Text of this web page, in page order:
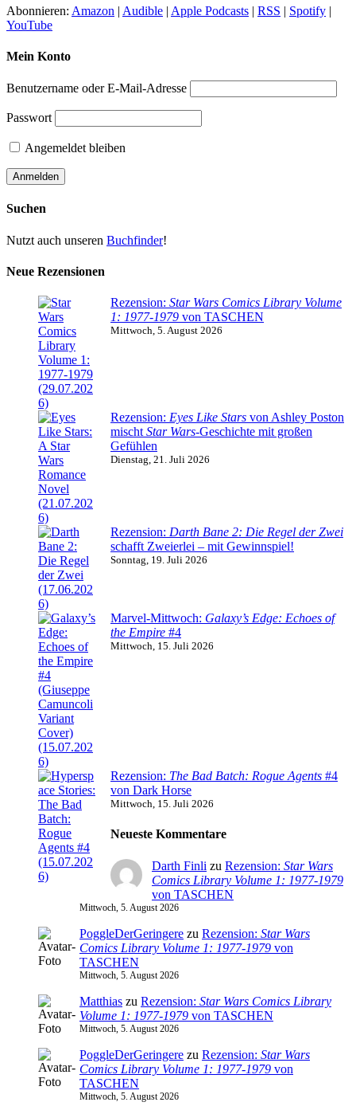
Abonnieren: Amazon | Audible | Apple Podcasts | RSS | Spotify |
YouTube
Mein Konto
Benutzername oder E-Mail-Adresse
Passwort
Angemeldet bleiben
Suchen
Nutzt auch unseren Buchfinder!
Neue Rezensionen
Rezension: Star Wars Comics Library Volume
1: 1977-1979 von TASCHEN
Mittwoch, 5. August 2026
Rezension: Eyes Like Stars von Ashley Poston
mischt Star Wars-Geschichte mit großen
Gefühlen
Dienstag, 21. Juli 2026
Rezension: Darth Bane 2: Die Regel der Zwei
schafft Zweierlei – mit Gewinnspiel!
Sonntag, 19. Juli 2026
Marvel-Mittwoch: Galaxy’s Edge: Echoes of
the Empire #4
Mittwoch, 15. Juli 2026
Rezension: The Bad Batch: Rogue Agents #4
von Dark Horse
Mittwoch, 15. Juli 2026
Neueste Kommentare
Darth Finli zu Rezension: Star Wars
Comics Library Volume 1: 1977-1979
von TASCHEN
Mittwoch, 5. August 2026
PoggleDerGeringere zu Rezension: Star Wars
Comics Library Volume 1: 1977-1979 von
TASCHEN
Mittwoch, 5. August 2026
Matthias zu Rezension: Star Wars Comics Library
Volume 1: 1977-1979 von TASCHEN
Mittwoch, 5. August 2026
PoggleDerGeringere zu Rezension: Star Wars
Comics Library Volume 1: 1977-1979 von
TASCHEN
Mittwoch, 5. August 2026